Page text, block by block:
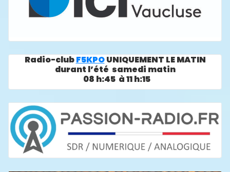
Radio-clubF5KPOUNIQUEMENT LE MATIN
durant l’été samedi matin
08 h:45 à 11 h:15